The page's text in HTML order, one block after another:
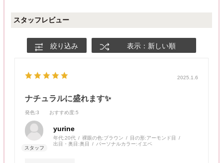
スタッフレビュー
絞り込み 表示：新しい順
2025.1.6
ナチュラルに盛れます✨
発色:3 おすすめ度:5
yurine
年代:20代 裸眼の色:ブラウン 目の形:アーモンド目
出目・奥目:奥目 パーソナルカラー:イエベ